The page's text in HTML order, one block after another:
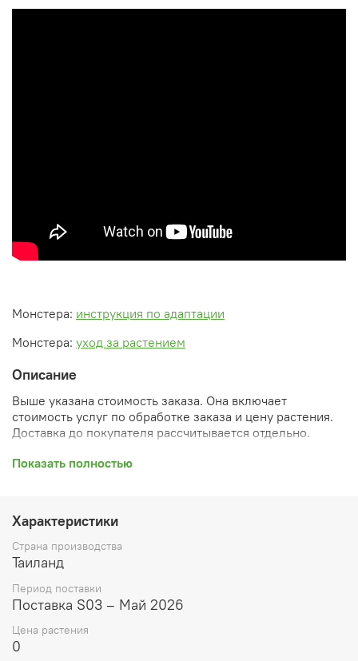
Монстера: инструкция по адаптации
Монстера: уход за растением
Описание
Выше указана стоимость заказа. Она включает
стоимость услуг по обработке заказа и цену растения.
Доставка до покупателя рассчитывается отдельно.
После оформления заказа вы получите его
скидки, уточнен способ доставки, сделано
бронирование и т.д.). Затем вам будут высланы
согласованные счета со ссылками на оплату услуг и
растений. При этом предварительный заказ теряет силу.
Внимание: фото в каталоге демонстрирует сорт, а не
размере, указанном в карточке товара ниже.
Показать полностью
Характеристики
Страна производства
Таиланд
Период поставки
Поставка S03 – Май 2026
Цена растения
0